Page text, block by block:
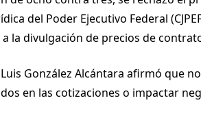
del Poder Ejecutivo Federal
la divulgación de precios de
González Alcántara afirmó que
en las cotizaciones o impactar